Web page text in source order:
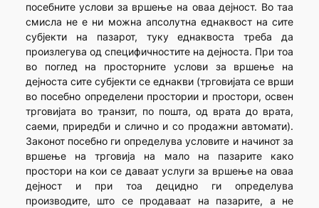
посебните услови за вршење на оваа дејност. Во таа
смисла не е ни можна апсолутна еднаквост на сите
субјекти на пазарот, туку еднаквоста треба да
произлегува од специфичностите на дејноста. При тоа
во поглед на просторните услови за вршење на
дејноста сите субјекти се еднакви (трговијата се врши
во посебно определени простории и простори, освен
трговијата во транзит, по пошта, од врата до врата,
саеми, приредби и слично и со продажни автомати).
Законот посебно ги определува условите и начинот за
вршење на трговија на мало на пазарите како
простори на кои се даваат услуги за вршење на оваа
дејност и при тоа децидно ги определува
производите, што се продаваат на пазарите, а не